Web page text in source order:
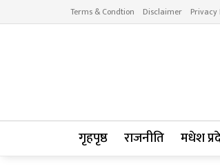
Terms & Condtion Disclaimer Privacy
गृहपृष्ठ राजनीति मधेश